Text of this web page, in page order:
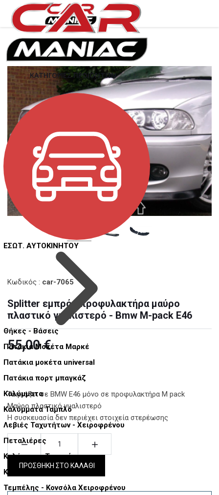
ΚΑΤΗΓΟΡΙΕΣ ΠΡΟΙΟΝΤΩΝ
ΕΣΩΤ. ΑΥΤΟΚΙΝΗΤΟΥ
Θήκες - Βάσεις
Πατάκια Μοκέτα Μαρκέ
Πατάκια μοκέτα universal
Πατάκια πορτ μπαγκάζ
Καλύμματα
Καλύμματα Ταμπλό
Λεβιές Ταχυτήτων - Χειροφρένου
Πεταλιέρες
Καλύμματα Τιμονιών
Καθίσματα
Τεμπέλης - Κονσόλα Χειροφρένου
Tap to expand
Κωδικός : car-7065
Splitter εμπρός προφυλακτήρα μαύρο
πλαστικό γυαλιστερό - Bmw M-pack E46
55,00 €
Ταιριάζει σε BMW E46 μόνο σε προφυλακτήρα M pack
Μαύρο πλαστικό γυαλιστερό
Η συσκευασία δεν περιέχει στοιχεία στερέωσης
Ποσότητα:
ΠΡΟΣΘΗΚΗ ΣΤΟ ΚΑΛΑΘΙ